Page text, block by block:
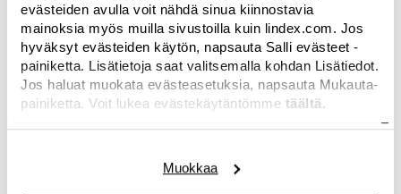
evästeiden avulla voit nähdä sinua kiinnostavia
mainoksia myös muilla sivustoilla kuin lindex.com. Jos
hyväksyt evästeiden käytön, napsauta Salli evästeet -
painiketta. Lisätietoja saat valitsemalla kohdan Lisätiedot.
Jos haluat muokata evästeasetuksia, napsauta Mukauta-
painiketta. Voit lukea evästekäytäntömme täältä.
Muokkaa
YRITYS MUOTI
Lindex avaa huomenna toisen
myymälän Helsinki-Vantaan
lentoasemalle
helmi 26, 2026